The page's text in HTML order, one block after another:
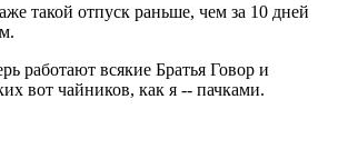
такой отпуск раньше, чем за 10 дней
работают всякие Братья Говор и
вот чайников, как я -- пачками.